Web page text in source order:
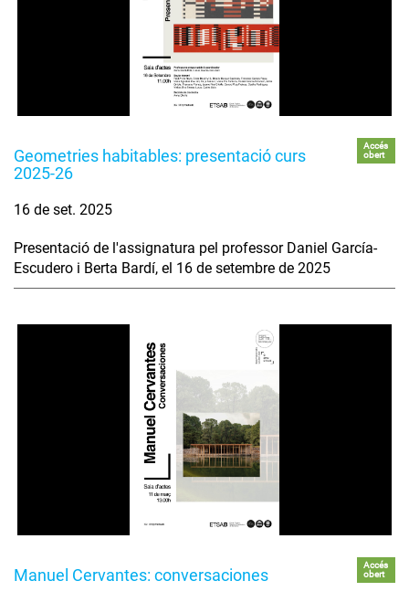
Geometries habitables: presentació curs
2025-26
Accés
obert
16 de set. 2025
Presentació de l'assignatura pel professor Daniel García-
Escudero i Berta Bardí, el 16 de setembre de 2025
Manuel Cervantes: conversaciones
Accés
obert